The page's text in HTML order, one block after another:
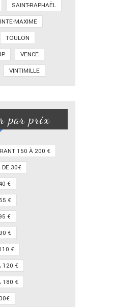
SAINT-RAPHAËL
MAXIME
TOULON
VENCE
VINTIMILLE
par prix
150 À 200 €
DE 30€
€
€
€
€
€
120 €
180 €